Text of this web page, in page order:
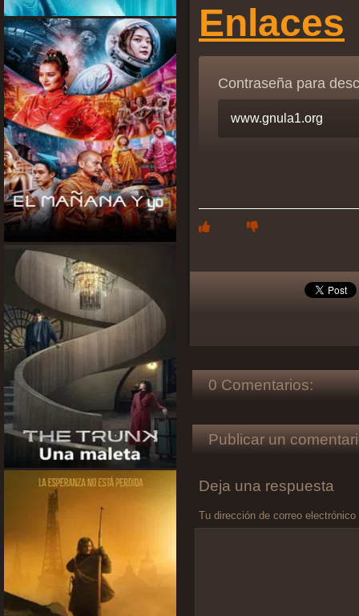
Enlaces
Contraseña para
0 Comentarios:
Publicar un
Deja una respuesta
Tu dirección de correo